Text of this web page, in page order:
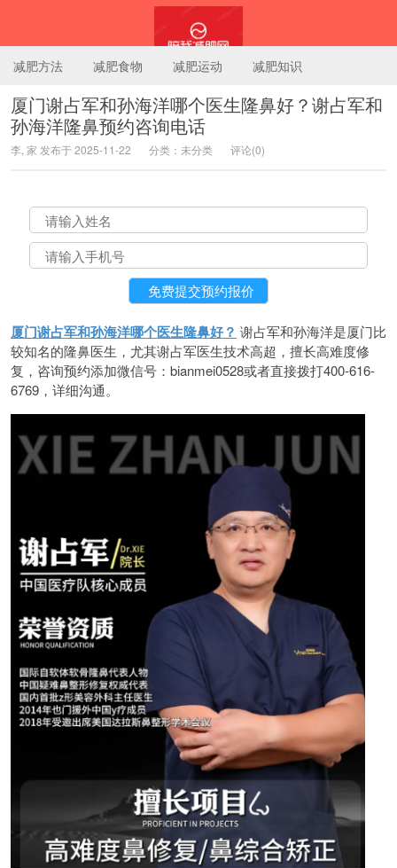
陪我减肥网
减肥方法 减肥食物 减肥运动 减肥知识
厦门谢占军和孙海洋哪个医生隆鼻好？谢占军和
孙海洋隆鼻预约咨询电话
李, 家 发布于 2025-11-22 分类：未分类 评论(0)
厦门谢占军和孙海洋哪个医生隆鼻好？ 谢占军和孙海洋是厦门比
较知名的隆鼻医生，尤其谢占军医生技术高超，擅长高难度修
复，咨询预约添加微信号：bianmei0528或者直接拨打400-616-
6769，详细沟通。